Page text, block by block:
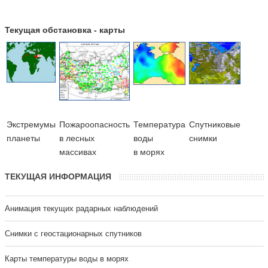
Текущая обстановка - карты
Экстремумы
планеты
Пожароопасность
в лесных
массивах
Температура
воды
в морях
Cпутниковые
снимки
ТЕКУЩАЯ ИНФОРМАЦИЯ
Анимация текущих радарных наблюдений
Cнимки с геостационарных спутников
Карты температуры воды в морях